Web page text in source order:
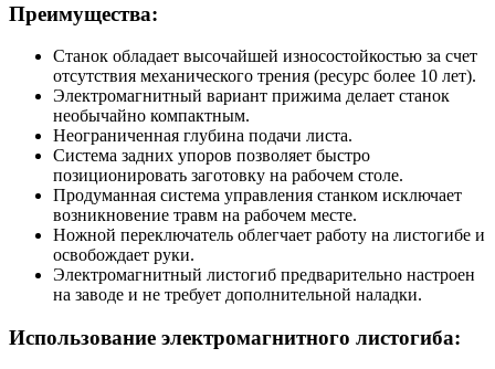
Преимущества:
Станок обладает высочайшей износостойкостью за счет
отсутствия механического трения (ресурс более 10 лет).
Электромагнитный вариант прижима делает станок
необычайно компактным.
Неограниченная глубина подачи листа.
Система задних упоров позволяет быстро
позиционировать заготовку на рабочем столе.
Продуманная система управления станком исключает
возникновение травм на рабочем месте.
Ножной переключатель облегчает работу на листогибе и
освобождает руки.
Электромагнитный листогиб предварительно настроен
на заводе и не требует дополнительной наладки.
Использование электромагнитного листогиба: